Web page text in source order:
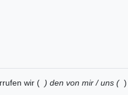
wir ( ) den von mir / uns (